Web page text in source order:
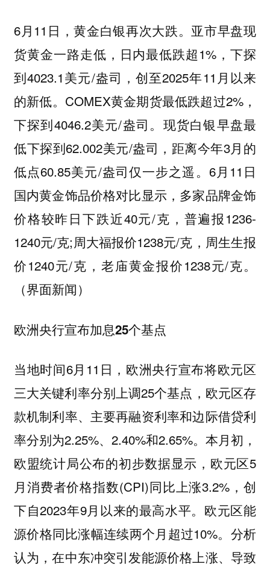
6月11日，黄金白银再次大跌。亚市早盘现
货黄金一路走低，日内最低跌超1%，下探
到4023.1美元/盎司，创至2025年11月以来
的新低。COMEX黄金期货最低跌超过2%，
下探到4046.2美元/盎司。现货白银早盘最
低下探到62.002美元/盎司，距离今年3月的
低点60.85美元/盎司仅一步之遥。6月11日
国内黄金饰品价格对比显示，多家品牌金饰
价格较昨日下跌近40元/克，普遍报1236-
1240元/克;周大福报价1238元/克，周生生报
价1240元/克，老庙黄金报价1238元/克。
（界面新闻）
欧洲央行宣布加息25个基点
当地时间6月11日，欧洲央行宣布将欧元区
三大关键利率分别上调25个基点，欧元区存
款机制利率、主要再融资利率和边际借贷利
率分别为2.25%、2.40%和2.65%。本月初，
欧盟统计局公布的初步数据显示，欧元区5
月消费者价格指数(CPI)同比上涨3.2%，创
下自2023年9月以来的最高水平。欧元区能
源价格同比涨幅连续两个月超过10%。分析
认为，在中东冲突引发能源价格上涨、导致